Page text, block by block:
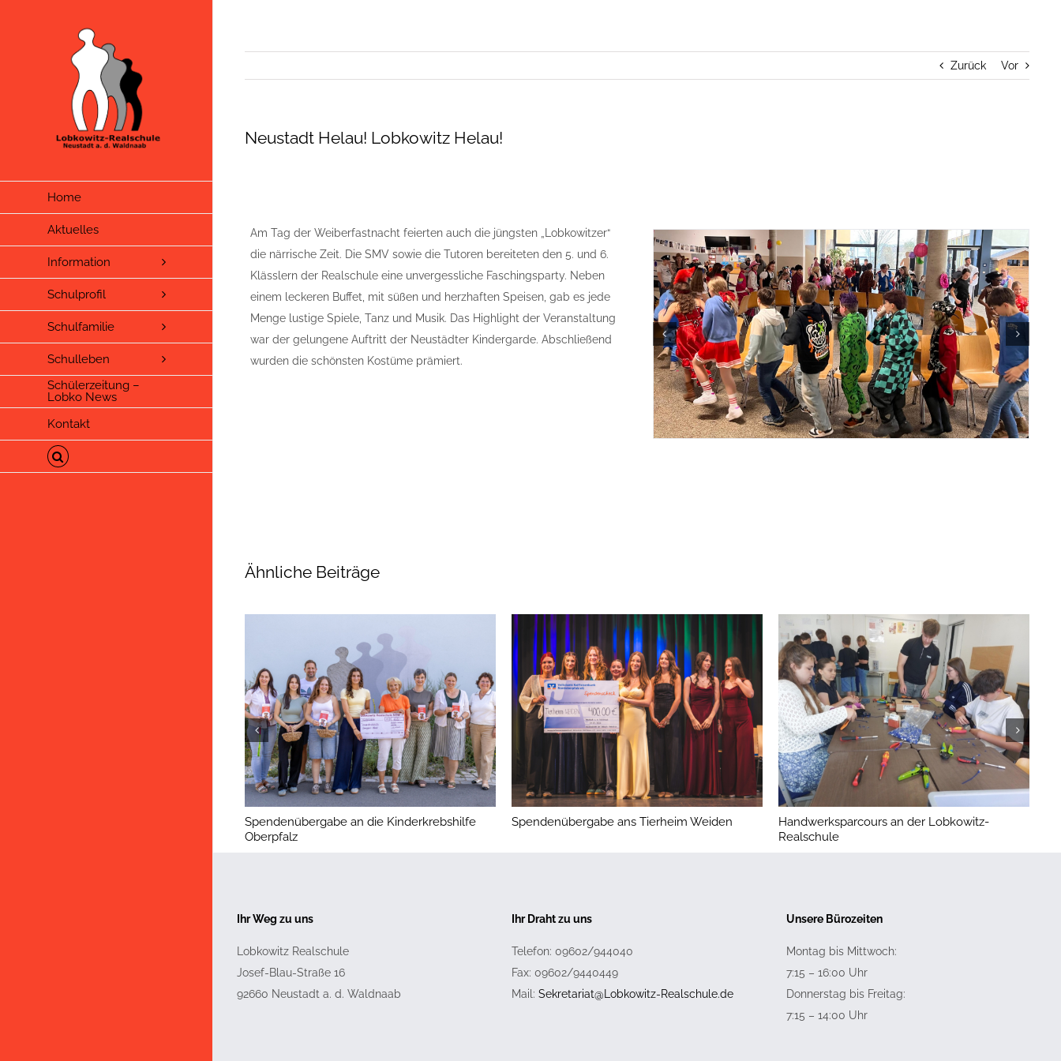
Home
Aktuelles
Information
Schulprofil
Schulfamilie
Schulleben
Schülerzeitung –
Lobko News
Kontakt
Zurück Vor
Neustadt Helau! Lobkowitz Helau!
Am Tag der Weiberfastnacht feierten auch die jüngsten „Lobkowitzer“
die närrische Zeit. Die SMV sowie die Tutoren bereiteten den 5. und 6.
Klässlern der Realschule eine unvergessliche Faschingsparty. Neben
einem leckeren Buffet, mit süßen und herzhaften Speisen, gab es jede
Menge lustige Spiele, Tanz und Musik. Das Highlight der Veranstaltung
war der gelungene Auftritt der Neustädter Kindergarde. Abschließend
wurden die schönsten Kostüme prämiert.
Ähnliche Beiträge
Spendenübergabe an die Kinderkrebshilfe
Oberpfalz
Spendenübergabe ans Tierheim Weiden
Handwerksparcours an der Lobkowitz-
Realschule
Ihr Weg zu uns
Lobkowitz Realschule
Josef-Blau-Straße 16
92660 Neustadt a. d. Waldnaab
Ihr Draht zu uns
Telefon: 09602/944040
Fax: 09602/9440449
Mail: Sekretariat@Lobkowitz-Realschule.de
Unsere Bürozeiten
Montag bis Mittwoch:
7:15 – 16:00 Uhr
Donnerstag bis Freitag:
7:15 – 14:00 Uhr